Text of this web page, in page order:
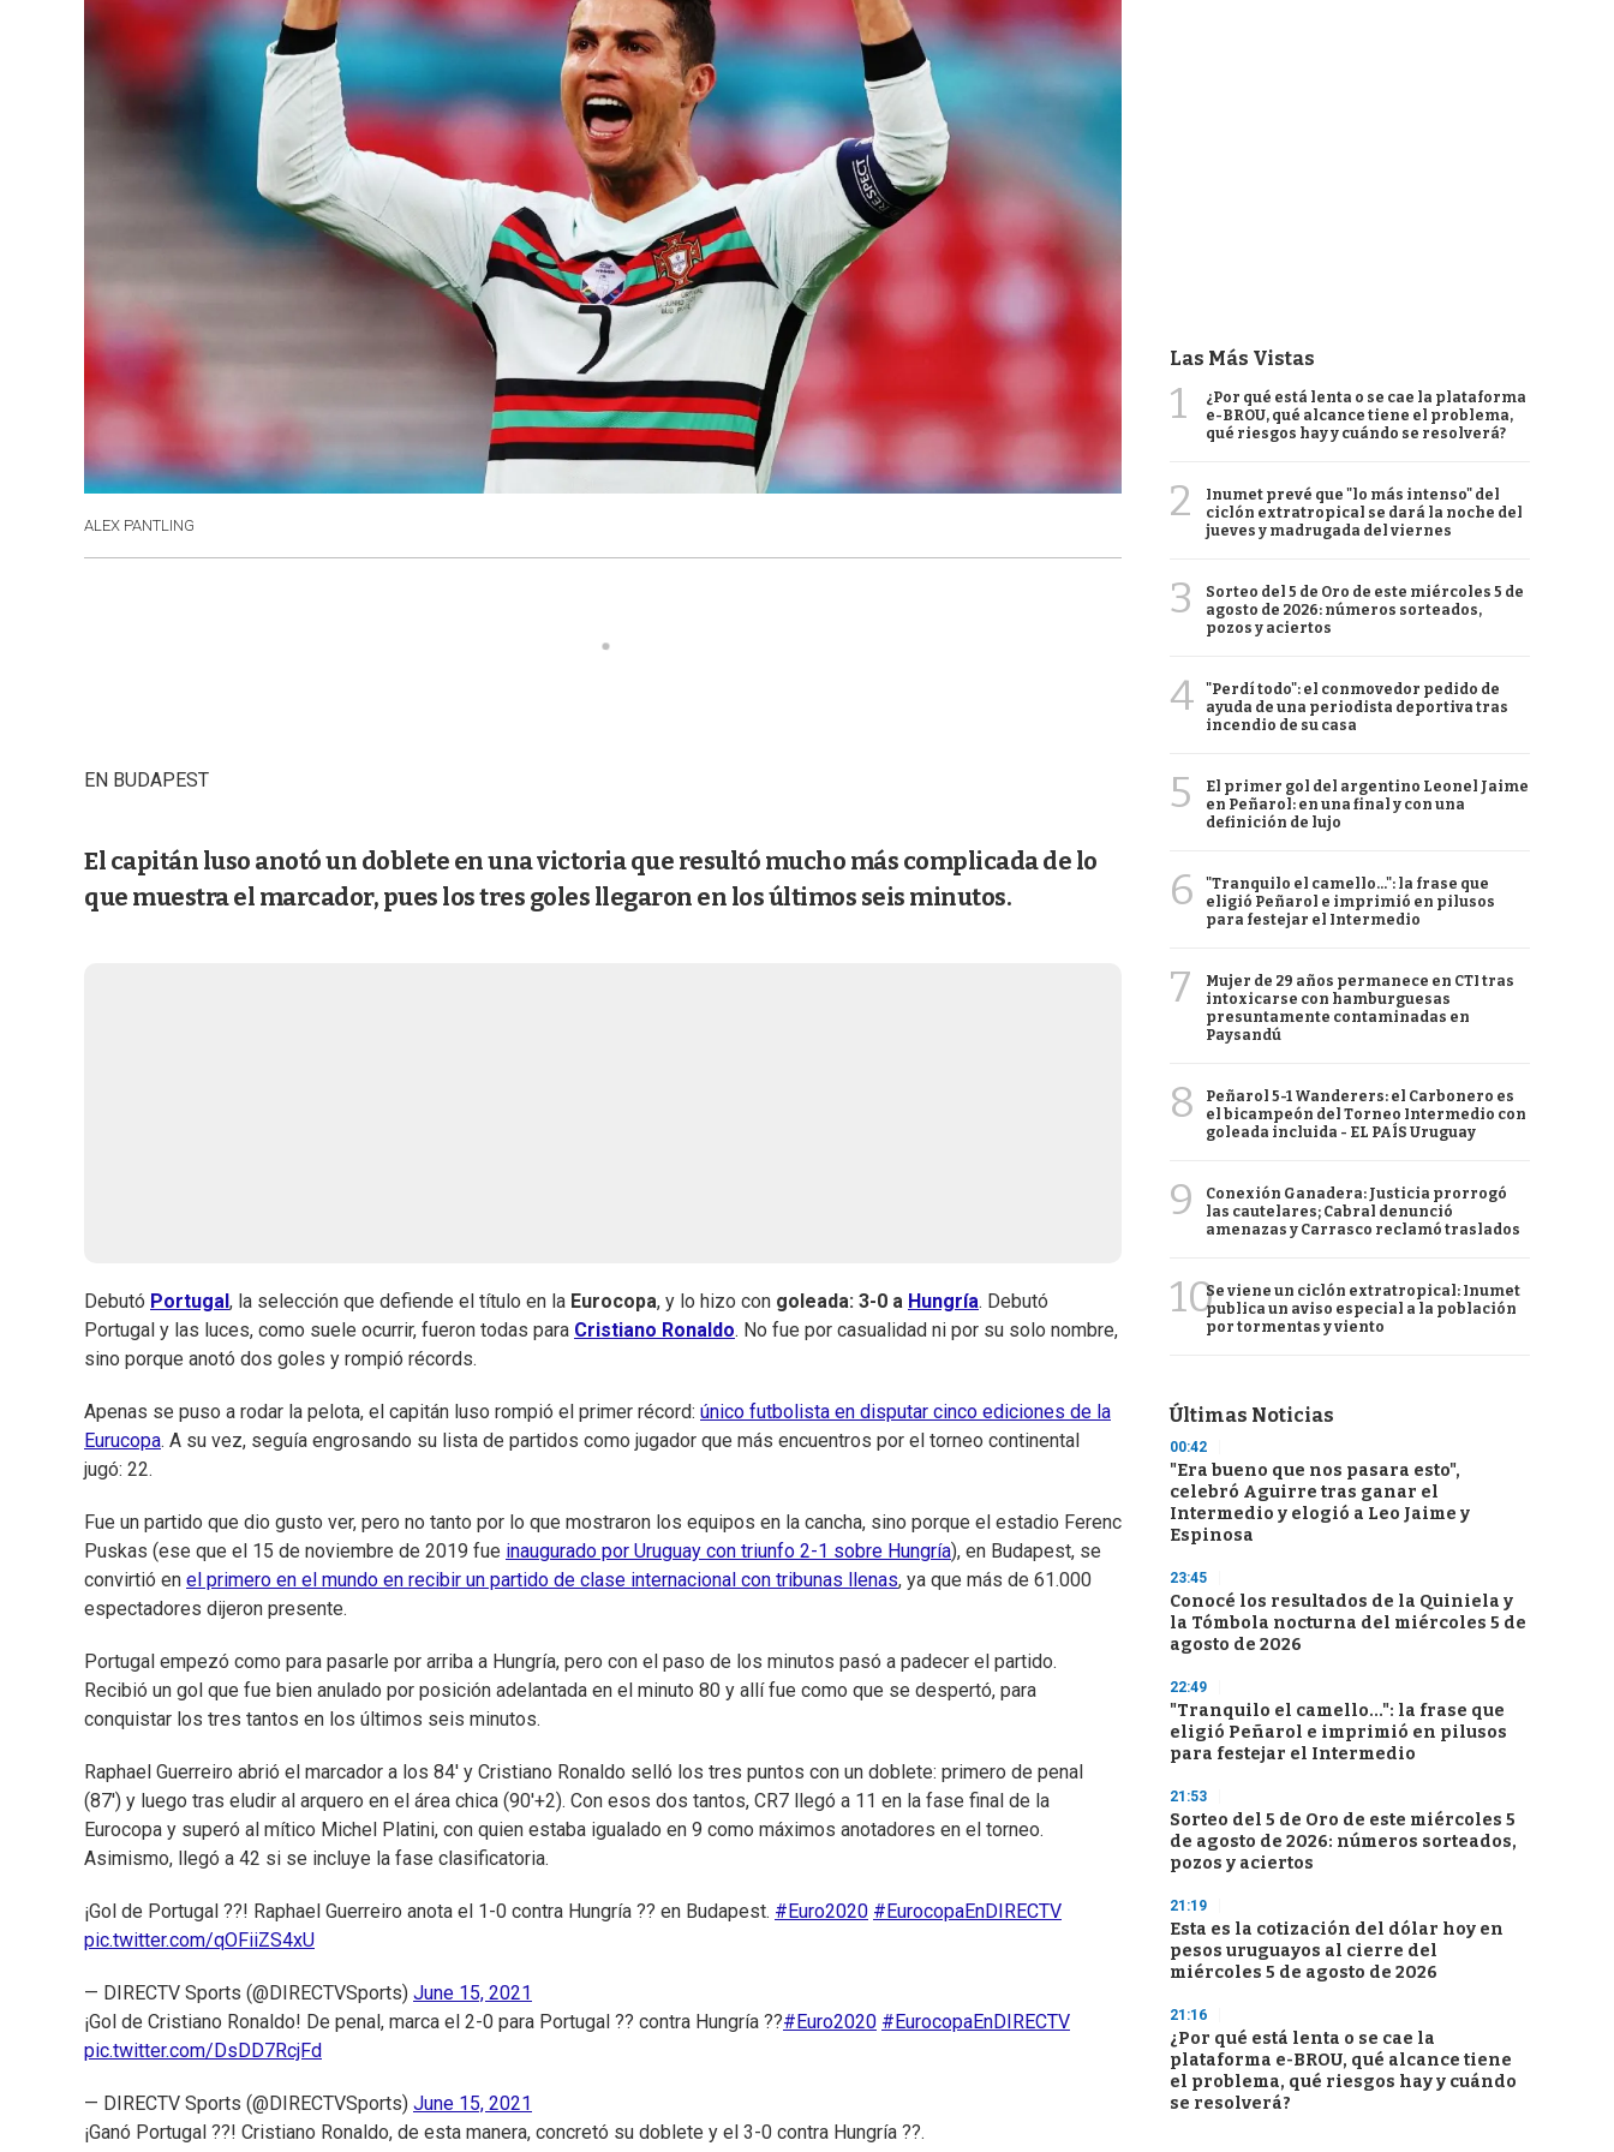
ALEX PANTLING
EN BUDAPEST
El capitán luso anotó un doblete en una victoria que resultó mucho más complicada de lo
que muestra el marcador, pues los tres goles llegaron en los últimos seis minutos.
Debutó Portugal , la selección que defiende el título en la Eurocopa, y lo hizo con goleada: 3-0 a Hungría. Debutó
Portugal y las luces, como suele ocurrir, fueron todas para Cristiano Ronaldo. No fue por casualidad ni por su solo nombre,
sino porque anotó dos goles y rompió récords.
Apenas se puso a rodar la pelota, el capitán luso rompió el primer récord: único futbolista en disputar cinco ediciones de la
Eurucopa. A su vez, seguía engrosando su lista de partidos como jugador que más encuentros por el torneo continental
jugó: 22.
Fue un partido que dio gusto ver, pero no tanto por lo que mostraron los equipos en la cancha, sino porque el estadio Ferenc
Puskas (ese que el 15 de noviembre de 2019 fue inaugurado por Uruguay con triunfo 2-1 sobre Hungría), en Budapest, se
convirtió en el primero en el mundo en recibir un partido de clase internacional con tribunas llenas, ya que más de 61.000
espectadores dijeron presente.
Portugal empezó como para pasarle por arriba a Hungría, pero con el paso de los minutos pasó a padecer el partido.
Recibió un gol que fue bien anulado por posición adelantada en el minuto 80 y allí fue como que se despertó, para
conquistar los tres tantos en los últimos seis minutos.
Raphael Guerreiro abrió el marcador a los 84' y Cristiano Ronaldo selló los tres puntos con un doblete: primero de penal
(87') y luego tras eludir al arquero en el área chica (90'+2). Con esos dos tantos, CR7 llegó a 11 en la fase final de la
Eurocopa y superó al mítico Michel Platini, con quien estaba igualado en 9 como máximos anotadores en el torneo.
Asimismo, llegó a 42 si se incluye la fase clasificatoria.
¡Gol de Portugal ??! Raphael Guerreiro anota el 1-0 contra Hungría ?? en Budapest. #Euro2020 #EurocopaEnDIRECTV
pic.twitter.com/qOFiiZS4xU
— DIRECTV Sports (@DIRECTVSports) June 15, 2021
¡Gol de Cristiano Ronaldo! De penal, marca el 2-0 para Portugal ?? contra Hungría ??#Euro2020 #EurocopaEnDIRECTV
pic.twitter.com/DsDD7RcjFd
— DIRECTV Sports (@DIRECTVSports) June 15, 2021
¡Ganó Portugal ??! Cristiano Ronaldo, de esta manera, concretó su doblete y el 3-0 contra Hungría ??.
Las Más Vistas
1
¿Por qué está lenta o se cae la plataforma
e-BROU, qué alcance tiene el problema,
qué riesgos hay y cuándo se resolverá?
2
Inumet prevé que "lo más intenso" del
ciclón extratropical se dará la noche del
jueves y madrugada del viernes
3
Sorteo del 5 de Oro de este miércoles 5 de
agosto de 2026: números sorteados,
pozos y aciertos
4
"Perdí todo": el conmovedor pedido de
ayuda de una periodista deportiva tras
incendio de su casa
5
El primer gol del argentino Leonel Jaime
en Peñarol: en una final y con una
definición de lujo
6
"Tranquilo el camello...": la frase que
eligió Peñarol e imprimió en pilusos
para festejar el Intermedio
7
Mujer de 29 años permanece en CTI tras
intoxicarse con hamburguesas
presuntamente contaminadas en
Paysandú
8
Peñarol 5-1 Wanderers: el Carbonero es
el bicampeón del Torneo Intermedio con
goleada incluida - EL PAÍS Uruguay
9
Conexión Ganadera: Justicia prorrogó
las cautelares; Cabral denunció
amenazas y Carrasco reclamó traslados
10Se viene un ciclón extratropical: Inumet
publica un aviso especial a la población
por tormentas y viento
Últimas Noticias
00:42
"Era bueno que nos pasara esto",
celebró Aguirre tras ganar el
Intermedio y elogió a Leo Jaime y
Espinosa
23:45
Conocé los resultados de la Quiniela y
la Tómbola nocturna del miércoles 5 de
agosto de 2026
22:49
"Tranquilo el camello...": la frase que
eligió Peñarol e imprimió en pilusos
para festejar el Intermedio
21:53
Sorteo del 5 de Oro de este miércoles 5
de agosto de 2026: números sorteados,
pozos y aciertos
21:19
Esta es la cotización del dólar hoy en
pesos uruguayos al cierre del
miércoles 5 de agosto de 2026
21:16
¿Por qué está lenta o se cae la
plataforma e-BROU, qué alcance tiene
el problema, qué riesgos hay y cuándo
se resolverá?